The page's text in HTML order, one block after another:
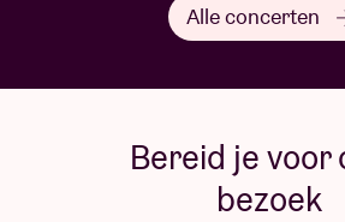
Alle concerten
Bereid je voor
bezoek